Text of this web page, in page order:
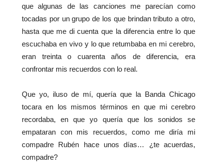
que algunas de las canciones me parecían como
tocadas por un grupo de los que brindan tributo a otro,
hasta que me di cuenta que la diferencia entre lo que
escuchaba en vivo y lo que retumbaba en mi cerebro,
eran treinta o cuarenta años de diferencia, era
confrontar mis recuerdos con lo real.
Que yo, iluso de mí, quería que la Banda Chicago
tocara en los mismos términos en que mi cerebro
recordaba, en que yo quería que los sonidos se
empataran con mis recuerdos, como me diría mi
compadre Rubén hace unos días… ¿te acuerdas,
compadre?